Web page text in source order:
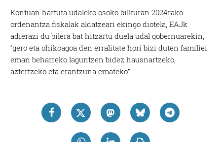
Kontuan hartuta udaleko osoko bilkuran 2024rako
ordenantza fiskalak aldatzeari ekingo diotela, EAJk
adierazi du bilera bat hitzartu duela udal gobernuarekin,
“gero eta ohikoagoa den erralitate hori bizi duten familiei
eman beharreko laguntzen bidez hausnartzeko,
aztertzeko eta erantzuna emateko”.